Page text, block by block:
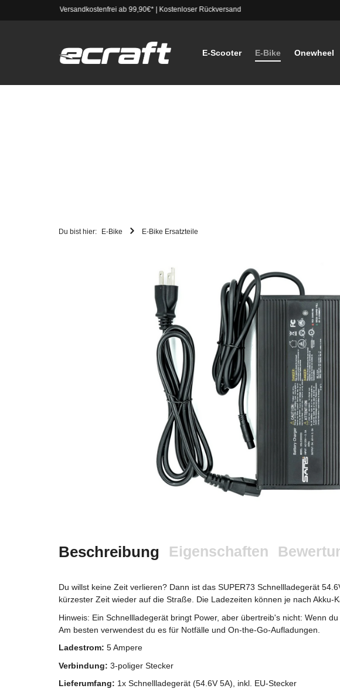
Versandkostenfrei ab 99,90€*| Kostenloser Rückversand
E-Scooter E-Bike Onewheel
Du bist hier: E-Bike E-Bike Ersatzteile
Beschreibung Eigenschaften
Du willst keine Zeit verlieren? Dann ist das SUPER73 Schnellladegerät
kürzester Zeit wieder auf die Straße. Die Ladezeiten können je nach Akku-
Hinweis: Ein Schnellladegerät bringt Power, aber übertreib's nicht: Wenn
Am besten verwendest du es für Notfälle und On-the-Go-Aufladungen.
Ladestrom: 5 Ampere
Verbindung: 3-poliger Stecker
Lieferumfang: 1x Schnellladegerät (54.6V 5A), inkl. EU-Stecker